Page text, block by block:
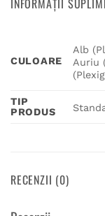
INFORMAȚII
CULOARE
Alb
Auriu
TIP
PRODUS
RECENZII (0)